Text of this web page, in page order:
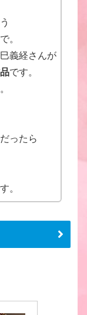
。
義経さんが
です。
だったら
。